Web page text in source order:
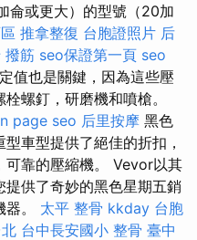
侖或更大）的型號（20加
推拿整復 台胞證照片 后
撥筋 seo保證第一頁 seo
值也是關鍵，因為這些壓
螺釘，研磨機和噴槍。
page seo 后里按摩 黑色
車型提供了絕佳的折扣，
可靠的壓縮機。 Vevor以其
供了奇妙的黑色星期五銷
。 太平 整骨 kkday 台胞
台中長安國小 整骨 臺中